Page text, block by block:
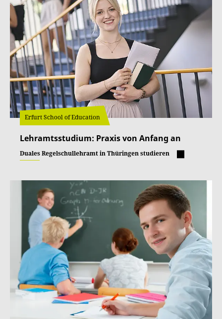
Erfurt School of Education
Lehramtsstudium: Praxis von Anfang an
Duales Regelschullehramt in Thüringen studieren